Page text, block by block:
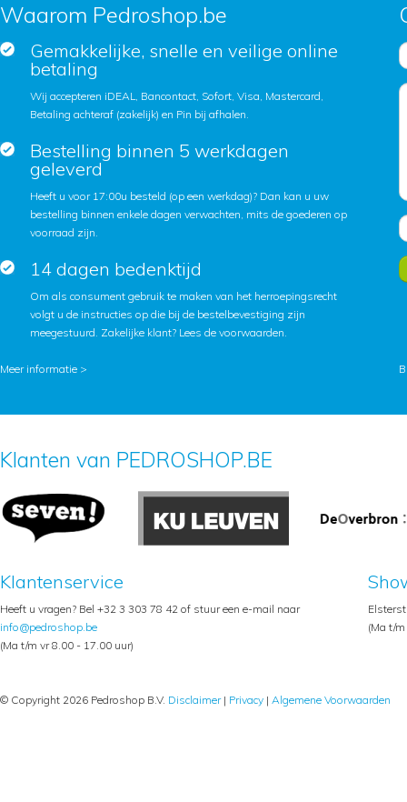
Waarom Pedroshop.be
Gemakkelijke, snelle en veilige online
betaling
Wij accepteren iDEAL, Bancontact, Sofort, Visa, Mastercard,
Betaling achteraf (zakelijk) en Pin bij afhalen.
Bestelling binnen 5 werkdagen
geleverd
Heeft u voor 17:00u besteld (op een werkdag)? Dan kan u uw
bestelling binnen enkele dagen verwachten, mits de goederen op
voorraad zijn.
14 dagen bedenktijd
Om als consument gebruik te maken van het herroepingsrecht
volgt u de instructies op die bij de bestelbevestiging zijn
meegestuurd. Zakelijke klant? Lees de voorwaarden.
Meer informatie >
Klanten van PEDROSHOP.BE
Klantenservice
Heeft u vragen? Bel +32 3 303 78 42 of stuur een e-mail naar
info@pedroshop.be
(Ma t/m vr 8.00 - 17.00 uur)
(Ma t/
© Copyright 2026 Pedroshop B.V. Disclaimer| Privacy | Algemene Voorwaarden